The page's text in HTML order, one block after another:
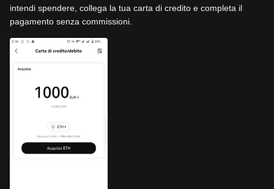
intendi spendere, collega la tua carta di credito e completa il
pagamento senza commissioni.